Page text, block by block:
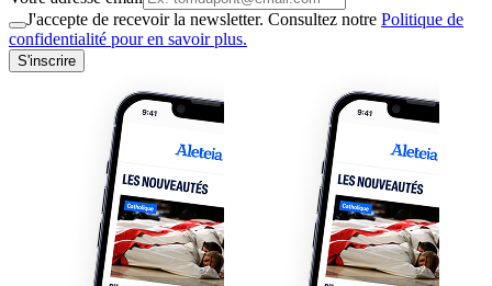
J'accepte de recevoir la newsletter. Consultez notre Politique de
confidentialité pour en savoir plus.
S'inscrire